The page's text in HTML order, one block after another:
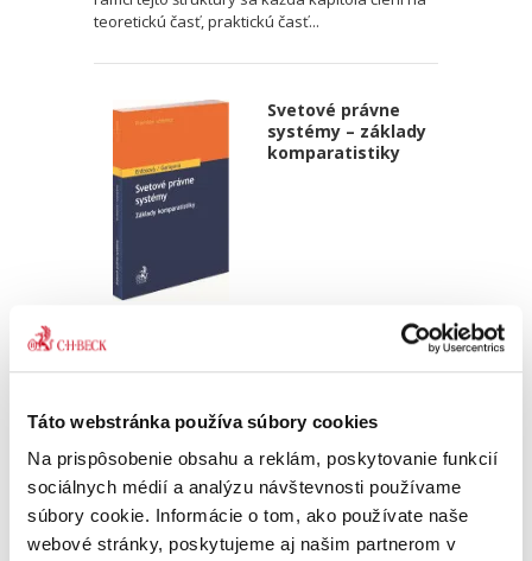
Táto webstránka používa súbory cookies
Na prispôsobenie obsahu a reklám, poskytovanie funkcií
sociálnych médií a analýzu návštevnosti používame
súbory cookie. Informácie o tom, ako používate naše
webové stránky, poskytujeme aj našim partnerom v
teoretickú časť, praktickú časť...
Svetové právne
systémy – základy
komparatistiky
Svetové právne systémy sa dlhodobo tešia
náplň predmetu spracovali pútavo. Z publikácie
cítiť erudíciu a kvalifikovaný odborný jazyk.
Považujem ju za...